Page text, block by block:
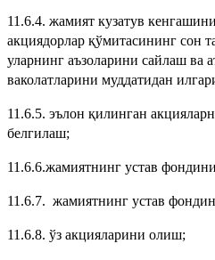
11.6.4. жамият кузатув
акциядорлар қўмитасининг сон
уларнинг аъзоларини сайлаш ва
ваколатларини муддатидан
11.6.5. эълон қилинган
белгилаш;
11.6.6.жамиятнинг устав
11.6.7. жамиятнинг устав
11.6.8. ўз акцияларини олиш;